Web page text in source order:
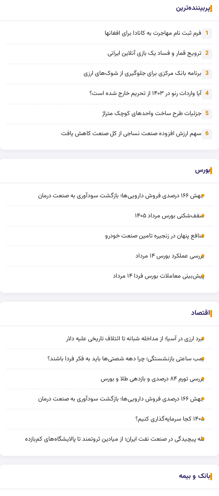
پربیننده‌ترین
1 فرم ثبت نام مهاجرت به کانادا برای افغانها
2 ترویج قمار و فساد یک بازی آنلاین ایرانی
3 برنامه بانک مرکزی برای جلوگیری از شوک‌های ارزی
4 آیا واردات رنو در ۱۴۰۳ از تحریم خارج شده است؟
5 جزئیات طرح ساخت واحدهای کوچک متراژ
6 سهم ارزش افزوده صنعت نساجی از کل صنعت کاهش یافت
بورس
جهش ۱۶۶ درصدی فروش دارویی‌ها؛ بازگشت سودآوری به صنعت درمان
سقف‌شکنی بورس مرداد ۱۴۰۵
منافع پنهان در زنجیره تامین صنعت خودرو
بررسی عملکرد بورس ۱۴ مرداد
پیش‌بینی معاملات بورس فردا ۱۴ مرداد
اقتصاد
نبرد ارزی در آسیا؛ از مداخله‌ شبانه تا ائتلاف تاریخی علیه دلار
بمب ساعتی بازنشستگی؛ چرا دهه شصتی‌ها باید به فکر فردا باشند؟
بررسی تورم ۸۴ درصدی و بازدهی طلا و بورس
جهش ۱۶۶ درصدی فروش دارویی‌ها؛ بازگشت سودآوری به صنعت درمان
۱۴۰۵ کجا سرمایه‌گذاری کنیم؟
تله پیچیدگی در صنعت نفت ایران؛ از میادین ثروتمند تا پالایشگاه‌های کم‌بازده
بانک و بیمه